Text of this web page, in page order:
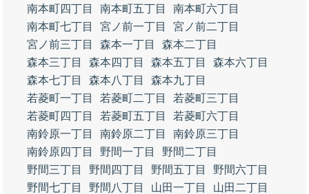
南本町四丁目
南本町五丁目
南本町六丁目
南本町七丁目
宮ノ前一丁目
宮ノ前二丁目
宮ノ前三丁目
森本一丁目
森本二丁目
森本三丁目
森本四丁目 森本五丁目
森本六丁目
森本七丁目
森本八丁目
森本九丁目
若菱町一丁目
若菱町二丁目
若菱町三丁目
若菱町四丁目
若菱町五丁目
若菱町六丁目
南鈴原一丁目
南鈴原二丁目
南鈴原三丁目
南鈴原四丁目
野間一丁目
野間二丁目
野間三丁目
野間四丁目 野間五丁目
野間六丁目
野間七丁目
野間八丁目 山田一丁目
山田二丁目